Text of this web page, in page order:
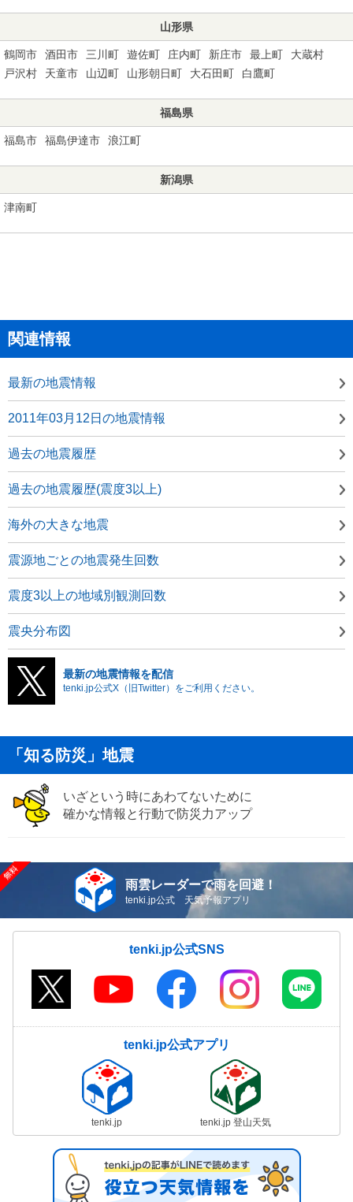
山形県
鶴岡市 酒田市 三川町 遊佐町 庄内町 新庄市 最上町
大蔵村
戸沢村
天童市 山辺町 山形朝日町 大石田町 白鷹町
福島県
福島市 福島伊達市 浪江町
新潟県
津南町
関連情報
最新の地震情報
2011年03月12日の地震情報
過去の地震履歴
過去の地震履歴(震度3以上)
海外の大きな地震
震源地ごとの地震発生回数
震度3以上の地域別観測回数
震央分布図
最新の地震情報を配信
tenki.jp公式X（旧Twitter）をご利用ください。
「知る防災」地震
いざという時にあわてないために
確かな情報と行動で防災力アップ
雨雲レーダーで雨を回避！
tenki.jp公式 天気予報アプリ
tenki.jp公式SNS
tenki.jp公式アプリ
tenki.jp tenki.jp 登山天気